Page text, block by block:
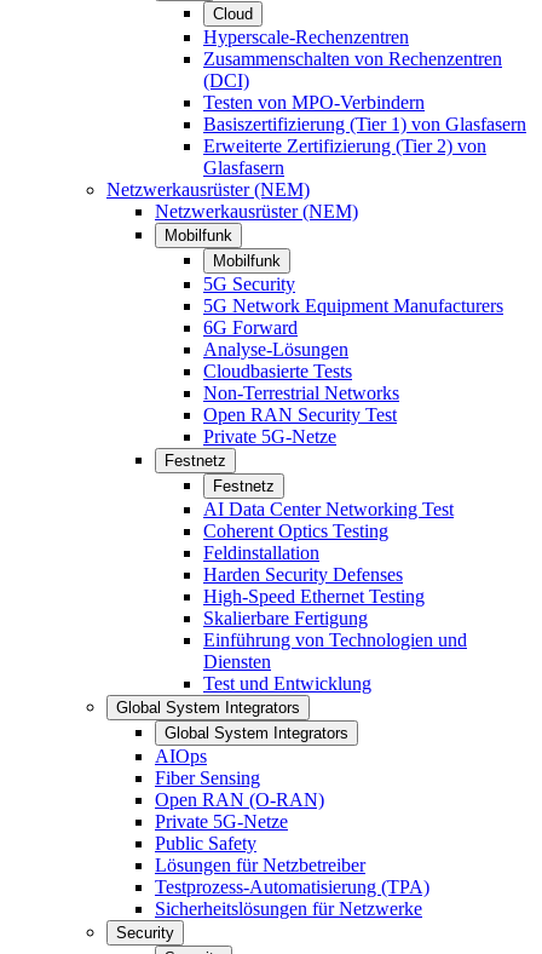
Cloud
Hyperscale-Rechenzentren
Zusammenschalten von Rechenzentren
(DCI)
Testen von MPO-Verbindern
Basiszertifizierung (Tier 1) von Glasfasern
Erweiterte Zertifizierung (Tier 2) von
Glasfasern
Netzwerkausrüster (NEM)
Netzwerkausrüster (NEM)
Mobilfunk
Mobilfunk
5G Security
5G Network Equipment Manufacturers
6G Forward
Analyse-Lösungen
Cloudbasierte Tests
Non-Terrestrial Networks
Open RAN Security Test
Private 5G-Netze
Festnetz
Festnetz
AI Data Center Networking Test
Coherent Optics Testing
Feldinstallation
Harden Security Defenses
High-Speed Ethernet Testing
Skalierbare Fertigung
Einführung von Technologien und
Diensten
Test und Entwicklung
Global System Integrators
Global System Integrators
AIOps
Fiber Sensing
Open RAN (O-RAN)
Private 5G-Netze
Public Safety
Lösungen für Netzbetreiber
Testprozess-Automatisierung (TPA)
Sicherheitslösungen für Netzwerke
Security